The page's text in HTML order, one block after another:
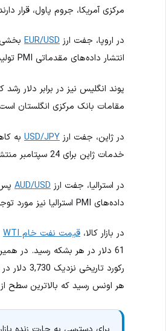
مرکزی آمریکا، جروم پاول، قرار
در اروپا، جفت ارز EUR/USD
انتشار داده‌های مقدماتی PMI تولید و خدمات و همچنین سخنرانی مقامات بانک مرکزی اروپا (ECB) در کانون توجه قرار دارد.
پوند انگلیس نیز در برابر دلار
مقامات بانک مرکزی انگلستان
در ژاپن، جفت ارز USD/JPY
خدمات ژاپن برای 24 سپتامبر منتشر خواهد شد.
در استرالیا، جفت ارز AUD/USD
داده‌های PMI استرالیا نیز مورد توجه معامله‌گران قرار دارد.
در بازار کالا، قیمت نفت خام WTI
61 دلار در هر بشکه رسید. در همین حال،
رکورد تاریخی نزدیک 3,730 دلار در هر اونس صعود کرد. همچنین
هر اونس رسید که بالاترین سطح از اوت 2011